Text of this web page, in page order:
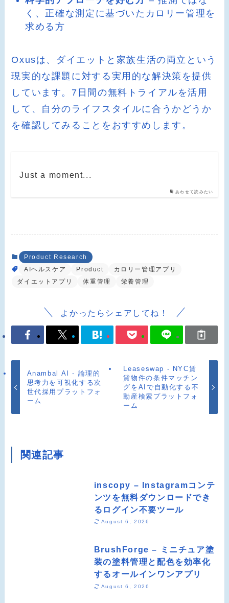
く、正確な測定に基づいたカロリー管理を
求める方
Oxusは、ダイエットと家族生活の両立という
現実的な課題に対する実用的な解決策を提供
しています。7日間の無料トライアルを活用
して、自分のライフスタイルに合うかどうか
を確認してみることをおすすめします。
あわせて読みたい
Just a moment...
Product Research
AIヘルスケア
Product
カロリー管理アプリ
ダイエットアプリ
体重管理 栄養管理
よかったらシェアしてね！
Anambal AI - 論理的
思考力を可視化する次
世代採用プラットフォ
ーム
Leaseswap - NYC賃
貸物件の条件マッチン
グをAIで自動化する不
動産検索プラットフォ
ーム
関連記事
inscopy – Instagramコンテ
ンツを無料ダウンロードでき
るログイン不要ツール
August 6, 2026
BrushForge – ミニチュア塗
装の塗料管理と配色を効率化
するオールインワンアプリ
August 6, 2026